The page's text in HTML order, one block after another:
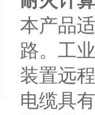
本产品
路。工
装置远
电缆具